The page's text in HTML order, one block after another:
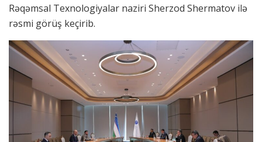
Rəqəmsal Texnologiyalar naziri Sherzod Shermatov ilə
rəsmi görüş keçirib.